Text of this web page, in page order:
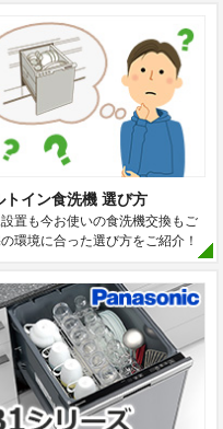
トイン食洗機 選び方
置も今お使いの食洗機交換もご
環境に合った選び方をご紹介！